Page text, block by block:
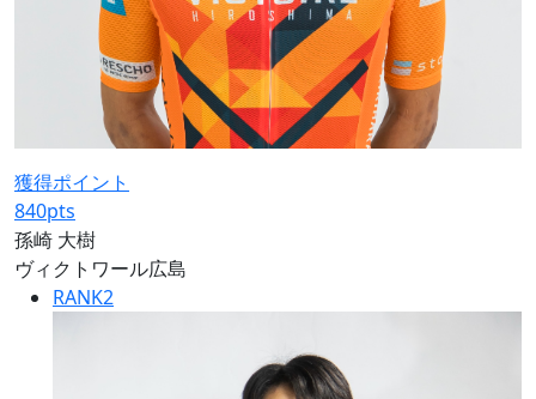
獲得ポイント
840pts
孫崎 大樹
ヴィクトワール広島
RANK2